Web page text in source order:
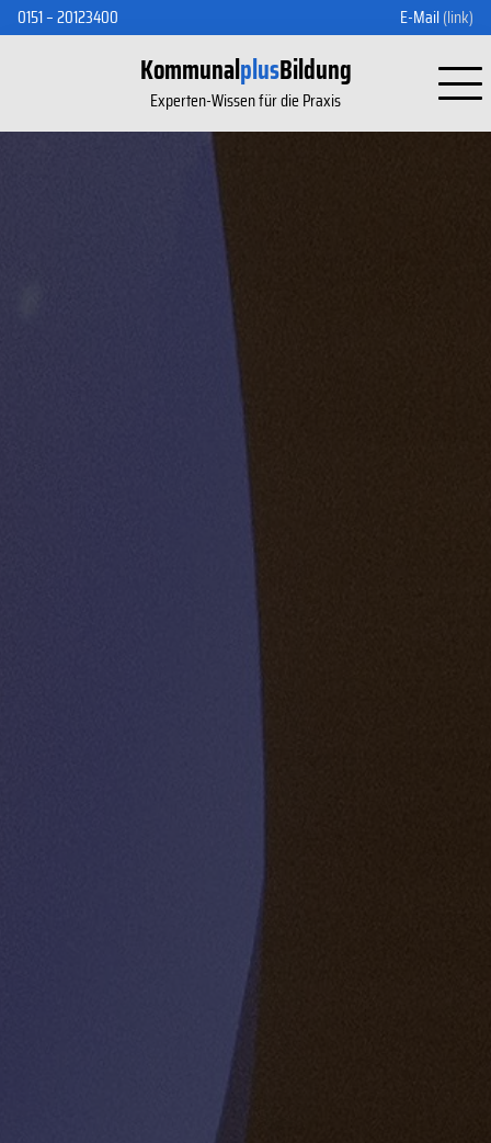
0151 – 20123400 E-Mail(link)
KommunalplusBildung
Experten-Wissen für die Praxis